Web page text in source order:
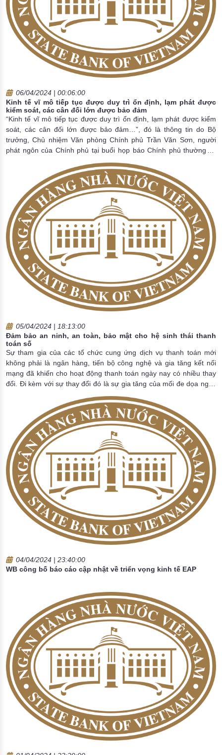
06/04/2024 | 00:06:00
Kinh tế vĩ mô tiếp tục được duy trì ổn định, lạm phát được
kiểm soát, các cân đối lớn được bảo đảm
“Kinh tế vĩ mô tiếp tục được duy trì ổn định, lạm phát được kiểm
soát, các cân đối lớn được bảo đảm…”, đó là thông tin do Bộ
trưởng, Chủ nhiệm Văn phòng Chính phủ Trần Văn Sơn, người
phát ngôn của Chính phủ tại buổi họp báo Chính phủ thường kỳ
05/04/2024 | 18:13:00
Đảm bảo an ninh, an toàn, bảo mật cho hệ sinh thái thanh
toán số
Sự tham gia của các tổ chức cung ứng dịch vụ thanh toán mới
không phải là ngân hàng, tiến bộ công nghệ và gia tăng kết nối
mạng đã khiến cho hoạt động thanh toán ngày nay có nhiều thay
đổi. Đi kèm với sự thay đổi đó là sự gia tăng của mối đe dọa nguy
nước và tư nhân trên toàn cầu đều chứng kiến các cuộc tấn công
mạng quy mô lớn, khiến hoạt động, uy tín và cơ sở dữ liệu của
nhiều tổ chức gặp rủi ro.
04/04/2024 | 23:40:00
WB công bố báo cáo cập nhật về triển vọng kinh tế EAP